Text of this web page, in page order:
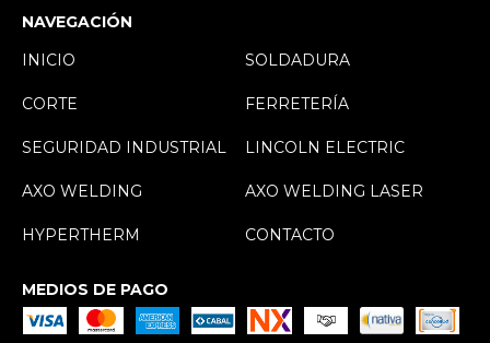
NAVEGACIÓN
INICIO
SOLDADURA
CORTE FERRETERÍA
SEGURIDAD INDUSTRIAL LINCOLN ELECTRIC
AXO WELDING AXO WELDING LASER
HYPERTHERM CONTACTO
MEDIOS DE PAGO